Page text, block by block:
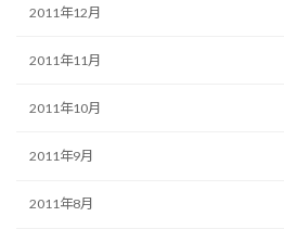
2011年12月
2011年11月
2011年10月
2011年9月
2011年8月